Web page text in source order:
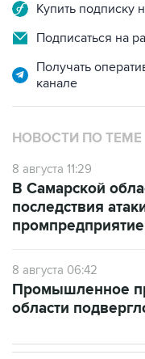
Купить подписку
Подписаться на
Получать
канале
НОВОСТИ ПО ТЕМЕ
8 августа 11:29
В Самарской
последствия
промпредприятие
8 августа 06:42
Промышленное
области